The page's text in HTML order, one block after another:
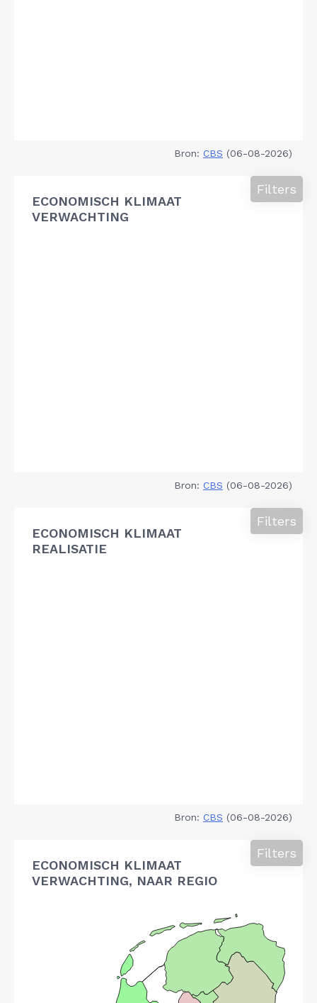
Bron: CBS (06-08-2026)
ECONOMISCH KLIMAAT
VERWACHTING
Filters
Bron: CBS (06-08-2026)
ECONOMISCH KLIMAAT
REALISATIE
Filters
Bron: CBS (06-08-2026)
ECONOMISCH KLIMAAT
VERWACHTING, NAAR REGIO
Filters